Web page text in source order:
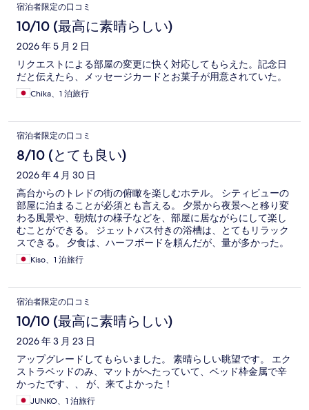
宿泊者限定の口コミ
10/10 (最高に素晴らしい)
2026 年 5 月 2 日
リクエストによる部屋の変更に快く対応してもらえた。記念日
だと伝えたら、メッセージカードとお菓子が用意されていた。
Chika、1 泊旅行
宿泊者限定の口コミ
8/10 (とても良い)
2026 年 4 月 30 日
高台からのトレドの街の俯瞰を楽しむホテル。 シティビューの
部屋に泊まることが必須とも言える。 夕景から夜景へと移り変
わる風景や、朝焼けの様子などを、部屋に居ながらにして楽し
むことができる。 ジェットバス付きの浴槽は、とてもリラック
スできる。 夕食は、ハーフボードを頼んだが、量が多かった。
余程の健啖家でない限り、アラカルトでの注文の方が良いか
も。 アクセスはタクシーが最適。近くのバス停から歩くことも
Kiso、1 泊旅行
宿泊者限定の口コミ
10/10 (最高に素晴らしい)
2026 年 3 月 23 日
アップグレードしてもらいました。 素晴らしい眺望です。 エク
ストラベッドのみ、マットがへたっていて、ベッド枠金属で辛
かったです、、 が、来てよかった！
JUNKO、1 泊旅行